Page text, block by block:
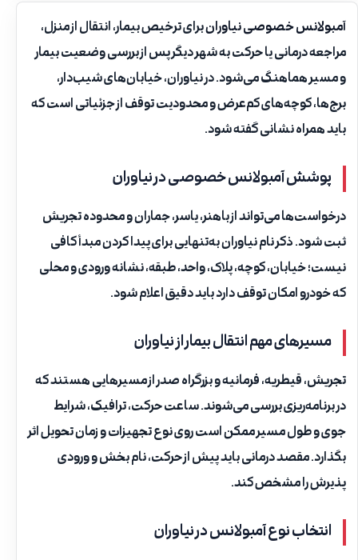
آمبولانس خصوصی نیاورانبرای ترخیص بیمار، انتقال از منزل،
مراجعه درمانی یا حرکت به شهر دیگر پس از بررسی وضعیت بیمار
و مسیر هماهنگ می‌شود. در نیاوران، خیابان‌های شیب‌دار،
برج‌ها، کوچه‌های کم‌عرض و محدودیت توقف از جزئیاتی است که
باید همراه نشانی گفته شود.
پوشش آمبولانس خصوصی در نیاوران
درخواست‌ها می‌تواند از باهنر، یاسر، جماران و محدوده تجریش
ثبت شود. ذکر نام نیاوران به‌تنهایی برای پیدا کردن مبدأ کافی
نیست؛ خیابان، کوچه، پلاک، واحد، طبقه، نشانه ورودی و محلی
که خودرو امکان توقف دارد باید دقیق اعلام شود.
مسیرهای مهم انتقال بیمار از نیاوران
تجریش، قیطریه، فرمانیه و بزرگراه صدر از مسیرهایی هستند که
در برنامه‌ریزی بررسی می‌شوند. ساعت حرکت، ترافیک، شرایط
جوی و طول مسیر ممکن است روی نوع تجهیزات و زمان تحویل اثر
بگذارد. مقصد درمانی باید پیش از حرکت، نام بخش و ورودی
پذیرش را مشخص کند.
انتخاب نوع آمبولانس در نیاوران